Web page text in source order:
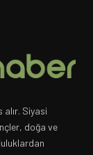
alır. Siyasi
doğa ve